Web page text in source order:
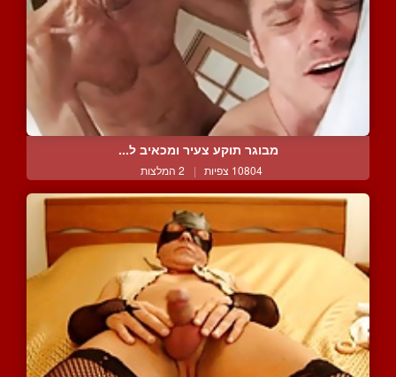
מבוגר תוקע צעיר ומכאיב ל...
10804 צפיות | 2 המלצות